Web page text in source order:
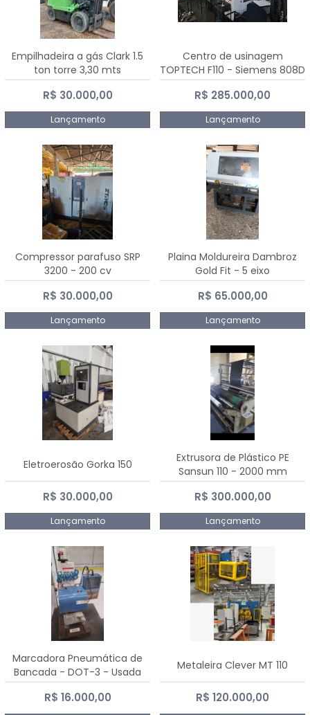
Empilhadeira a gás Clark 1.5
ton torre 3,30 mts
R$ 30.000,00
Lançamento
Centro de usinagem
TOPTECH F110 - Siemens 808D
Advanced
R$ 285.000,00
Lançamento
Compressor parafuso SRP
3200 - 200 cv
R$ 30.000,00
Lançamento
Plaina Moldureira Dambroz
Gold Fit - 5 eixo
R$ 65.000,00
Lançamento
Eletroerosão Gorka 150
R$ 30.000,00
Lançamento
Extrusora de Plástico PE
Sansun 110 - 2000 mm
R$ 300.000,00
Lançamento
Marcadora Pneumática de
Bancada - DOT-3 - Usada
R$ 16.000,00
Metaleira Clever MT 110
R$ 120.000,00